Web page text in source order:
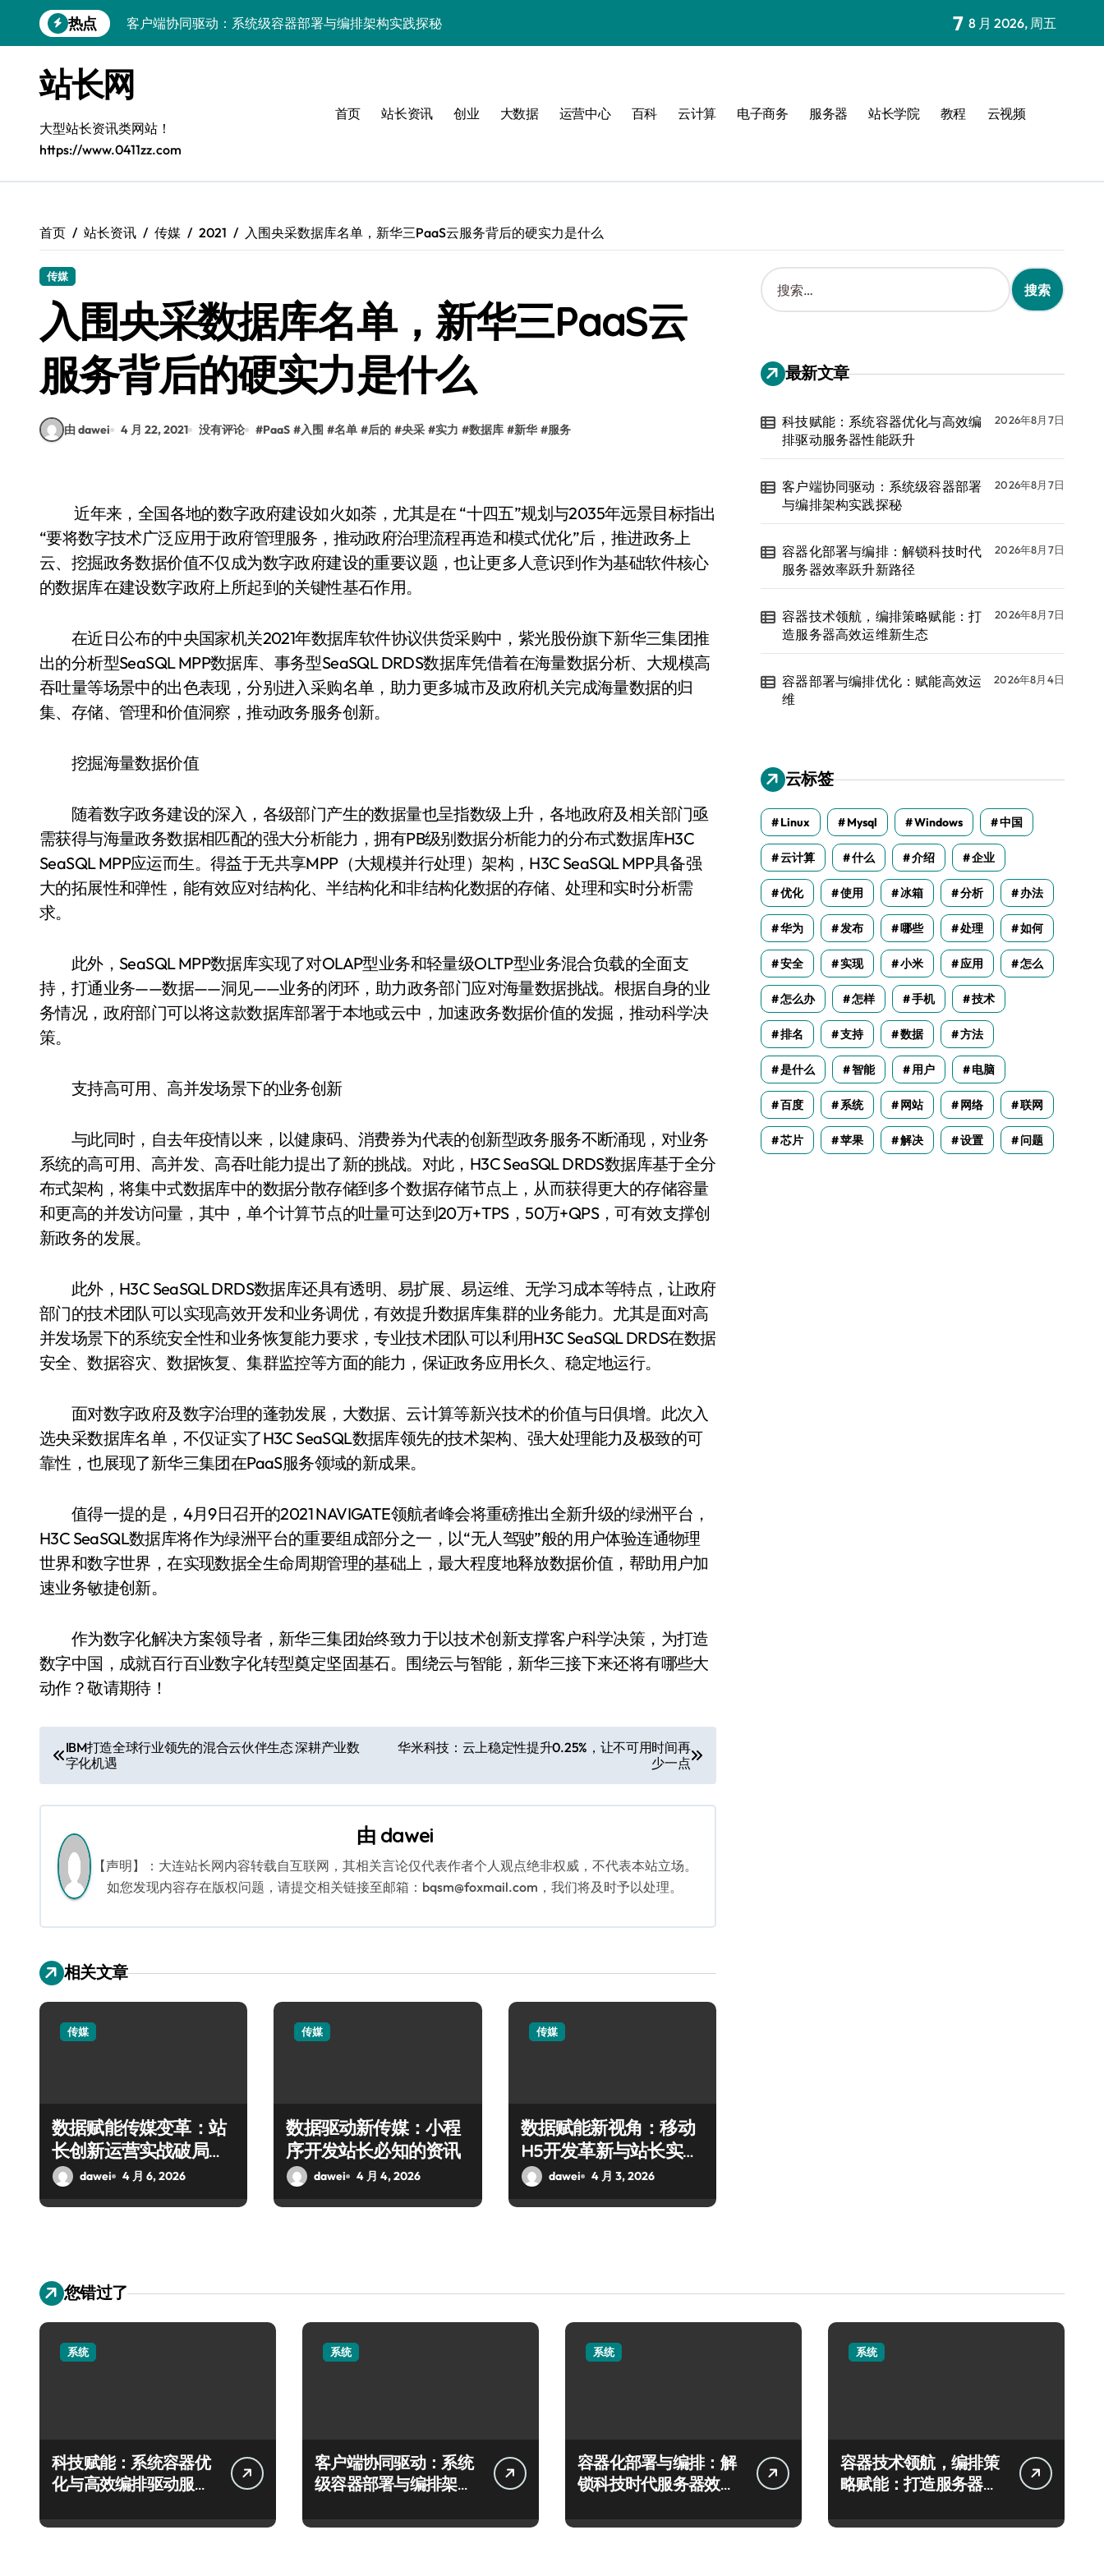
到
热点
客户端协同驱动：系统级容器部署与编排架构实践探秘
容器技术领航，编排策略赋能：打造服务器高效运维新生态
容器部署与编排优化：赋能高效运维
容器部署与编排：重塑服务器管理新范式
破局之道：大模型平台安全运营实战
VR创业新路径：模式创新与平台化双轮驱动
科技赋能：系统容器优化与高效编排驱动服务器性能跃升
7 8 月 2026, 周五
站长网
大型站长资讯类网站！
https://www.0411zz.com
首页 站长资讯 创业 大数据 运营中心 百科 云计算 电子商务 服务器 站长学院 教程 云视频
首页 站长资讯 传媒 2021 入围央采数据库名单，新华三PaaS云服务背后的硬实力是什么
传媒
入围央采数据库名单，新华三PaaS云
服务背后的硬实力是什么
由 dawei 4 月 22, 2021 没有评论 #PaaS #入围 #名单 #后的 #央采 #实力 #数据库 #新华 #服务
近年来，全国各地的数字政府建设如火如荼，尤其是在 “十四五”规划与2035年远景目标指出
“要将数字技术广泛应用于政府管理服务，推动政府治理流程再造和模式优化”后，推进政务上
云、挖掘政务数据价值不仅成为数字政府建设的重要议题，也让更多人意识到作为基础软件核心
的数据库在建设数字政府上所起到的关键性基石作用。
在近日公布的中央国家机关2021年数据库软件协议供货采购中，紫光股份旗下新华三集团推
出的分析型SeaSQL MPP数据库、事务型SeaSQL DRDS数据库凭借着在海量数据分析、大规模高
吞吐量等场景中的出色表现，分别进入采购名单，助力更多城市及政府机关完成海量数据的归
集、存储、管理和价值洞察，推动政务服务创新。
挖掘海量数据价值
随着数字政务建设的深入，各级部门产生的数据量也呈指数级上升，各地政府及相关部门亟
需获得与海量政务数据相匹配的强大分析能力，拥有PB级别数据分析能力的分布式数据库H3C
SeaSQL MPP应运而生。得益于无共享MPP（大规模并行处理）架构，H3C SeaSQL MPP具备强
大的拓展性和弹性，能有效应对结构化、半结构化和非结构化数据的存储、处理和实时分析需
求。
此外，SeaSQL MPP数据库实现了对OLAP型业务和轻量级OLTP型业务混合负载的全面支
持，打通业务——数据——洞见——业务的闭环，助力政务部门应对海量数据挑战。根据自身的业
务情况，政府部门可以将这款数据库部署于本地或云中，加速政务数据价值的发掘，推动科学决
策。
支持高可用、高并发场景下的业务创新
与此同时，自去年疫情以来，以健康码、消费券为代表的创新型政务服务不断涌现，对业务
系统的高可用、高并发、高吞吐能力提出了新的挑战。对此，H3C SeaSQL DRDS数据库基于全分
布式架构，将集中式数据库中的数据分散存储到多个数据存储节点上，从而获得更大的存储容量
和更高的并发访问量，其中，单个计算节点的吐量可达到20万+TPS，50万+QPS，可有效支撑创
新政务的发展。
此外，H3C SeaSQL DRDS数据库还具有透明、易扩展、易运维、无学习成本等特点，让政府
部门的技术团队可以实现高效开发和业务调优，有效提升数据库集群的业务能力。尤其是面对高
并发场景下的系统安全性和业务恢复能力要求，专业技术团队可以利用H3C SeaSQL DRDS在数据
安全、数据容灾、数据恢复、集群监控等方面的能力，保证政务应用长久、稳定地运行。
面对数字政府及数字治理的蓬勃发展，大数据、云计算等新兴技术的价值与日俱增。此次入
选央采数据库名单，不仅证实了H3C SeaSQL数据库领先的技术架构、强大处理能力及极致的可
靠性，也展现了新华三集团在PaaS服务领域的新成果。
值得一提的是，4月9日召开的2021 NAVIGATE领航者峰会将重磅推出全新升级的绿洲平台，
H3C SeaSQL数据库将作为绿洲平台的重要组成部分之一，以“无人驾驶”般的用户体验连通物理
世界和数字世界，在实现数据全生命周期管理的基础上，最大程度地释放数据价值，帮助用户加
速业务敏捷创新。
作为数字化解决方案领导者，新华三集团始终致力于以技术创新支撑客户科学决策，为打造
数字中国，成就百行百业数字化转型奠定坚固基石。围绕云与智能，新华三接下来还将有哪些大
动作？敬请期待！
文
章
导
航
IBM打造全球行业领先的混合云伙伴生态 深耕产业数
字化机遇
华米科技：云上稳定性提升0.25%，让不可用时间再
少一点
由 dawei
【声明】：大连站长网内容转载自互联网，其相关言论仅代表作者个人观点绝非权威，不代表本站立场。
如您发现内容存在版权问题，请提交相关链接至邮箱：bqsm@foxmail.com，我们将及时予以处理。
相关文章
传媒
数据赋能传媒变革：站
长创新运营实战破局指
南
dawei 4 月 6, 2026
传媒
数据驱动新传媒：小程
序开发站长必知的资讯
dawei 4 月 4, 2026
传媒
数据赋能新视角：移动
H5开发革新与站长实践
探索dawei 4 月 3, 2026
搜
索
：
最新文章
科技赋能：系统容器优化与高效编
排驱动服务器性能跃升
2026年8月7日
客户端协同驱动：系统级容器部署
与编排架构实践探秘
2026年8月7日
容器化部署与编排：解锁科技时代
服务器效率跃升新路径
2026年8月7日
容器技术领航，编排策略赋能：打
造服务器高效运维新生态
2026年8月7日
容器部署与编排优化：赋能高效运
维
2026年8月4日
云标签
Linux Mysql Windows 中国
云计算 什么 介绍 企业
优化 使用 冰箱 分析 办法
华为 发布 哪些 处理 如何
安全 实现 小米 应用 怎么
怎么办 怎样 手机 技术
排名 支持 数据 方法
是什么 智能 用户 电脑
百度 系统 网站 网络 联网
芯片 苹果 解决 设置 问题
您错过了
系统
科技赋能：系统容器优
化与高效编排驱动服务
系统
客户端协同驱动：系统
级容器部署与编排架构
系统
容器化部署与编排：解
锁科技时代服务器效率
系统
容器技术领航，编排策
略赋能：打造服务器高